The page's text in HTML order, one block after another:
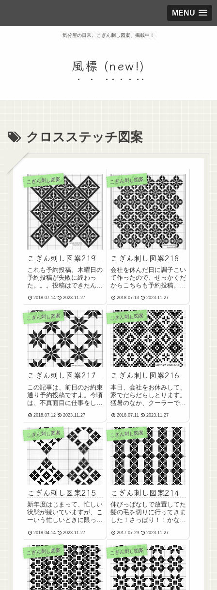
MENU
気分屋の日常。こぎん刺し図案、掲載中！
風標 (new!)
クロスステッチ図案
こぎん刺し図案
こぎん刺し図案219
これも予約投稿。木曜日の
予約投稿が失敗に終わっ
た。。。投稿はできたんだ
と本文が見えなくなる現象
が発生。めんどくさいけ
ど、imgタグのclass値を毎
回変えないとダメだね、コ
レ。しかし！たまに思いつ
いたようにブログを弄...
2018.07.14 2023.11.27
こぎん刺し図案
こぎん刺し図案218
会社を休んだ日に調子こい
て作ったので、せっかくだ
からこちらも予約投稿。こ
い完了！12,960 円な
り。。。AdSenseの１年
間の収入がこれのちょい少
ないぐらいのギリギリなと
ころ。サーバ料金が完全に
AdSenseで...
2018.07.13 2023.11.27
こぎん刺し図案
こぎん刺し図案217
この記事は、前日のお約束
通り予約投稿ですよ。今頃
は、不真面目に仕事をして
気ないんだもん。やる気っ
てどこに落としちゃったん
だっろう？年くって、どう
やってあがいたって給料が
あがらない状況が見えてく
ると、やる気をどこかに
2018.07.12 2023.11.27
こぎん刺し図案
こぎん刺し図案216
本日、会社をお休みして、
家でだらだらしとります。
猛暑のなか、クーラーで快
きが微妙なのよね。強すぎ
たり、弱すぎたり。どんだ
け温度調節しても、ちょう
ど良いところがないとい
う。。。(adsbygoogle =
window...
2018.07.11 2023.11.27
こぎん刺し図案
こぎん刺し図案215
新年度はじまって、忙しい
状態が続いていますが、こ
ーいう忙しいときに限っ
が悪い！！なので、仕事が
遅れる。。。のはワタシの
せいじゃないのよ！！！と
声を大にして言いたい！い
や、すでに言ってるけど、
言い足りない気がすんのよ
ね...
2018.04.14 2023.11.27
こぎん刺し図案
こぎん刺し図案214
伸びっぱなしで放置してた
髪の毛を切りに行ってきま
した！さっぱり！！かなり
ばさんっぽいけど、おばさ
んだから否定できないの
zzz(adsbygoogle =
window.adsbygoogle ||
[]).push(...
2017.07.29 2023.11.27
こぎん刺し図案 こぎん刺し図案